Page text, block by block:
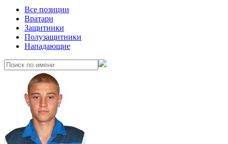
Все позиции
Вратари
Защитники
Полузащитники
Нападающие